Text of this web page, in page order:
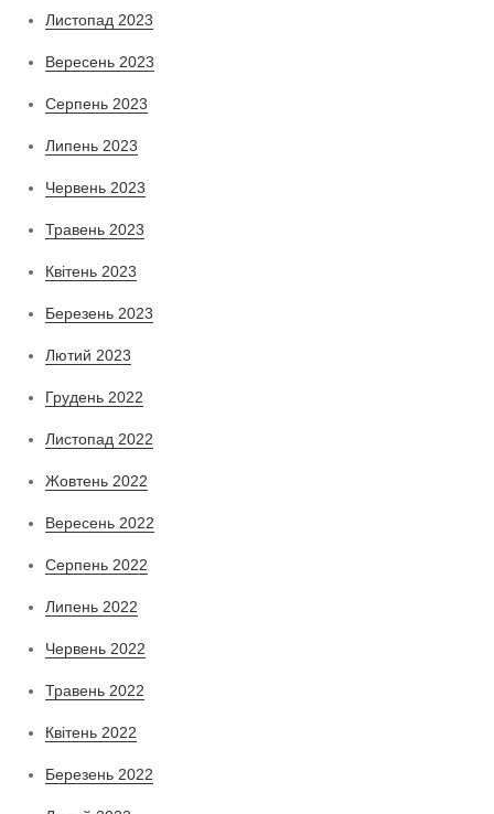
Листопад 2023
Вересень 2023
Серпень 2023
Липень 2023
Червень 2023
Травень 2023
Квітень 2023
Березень 2023
Лютий 2023
Грудень 2022
Листопад 2022
Жовтень 2022
Вересень 2022
Серпень 2022
Липень 2022
Червень 2022
Травень 2022
Квітень 2022
Березень 2022